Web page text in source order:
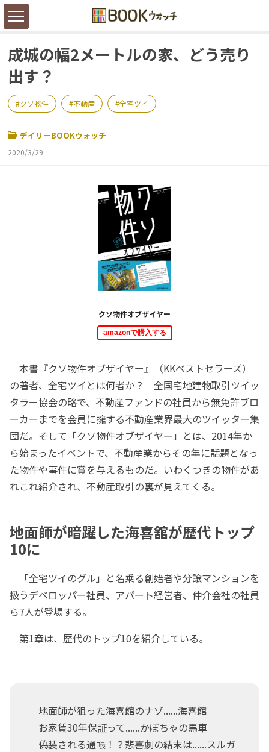
成城の幅2メートルの家、どう売り
出す？
クソ物件 不動産 全宅ツイ
デイリーBOOKウォッチ
2020/3/29
クソ物件オブザイヤー
amazonで購入する
本書『クソ物件オブザイヤー』（KKベストセラーズ）
の著者、全宅ツイとは何者か？ 全国宅地建物取引ツイッ
タラー協会の略で、不動産ファンドの社員から無免許ブロ
ーカーまでを会員に擁する不動産業界最大のツイッター集
団だ。そして「クソ物件オブザイヤー」とは、2014年か
ら始まったイベントで、不動産業からその年に話題となっ
た物件や事件に賞を与えるものだ。いわくつきの物件があ
れこれ紹介され、不動産取引の裏が見えてくる。
地面師が暗躍した海喜舘が歴代トップ
10に
「全宅ツイのグル」と名乗る創始者や分譲マンションを
扱うデベロッパー社員、アパート経営者、仲介会社の社員
ら7人が登場する。
第1章は、歴代のトップ10を紹介している。
地面師が狙った海喜館のナゾ......海喜館
お家賃30年保証って......かぼちゃの馬車
偽装される通帳！？悲喜劇の結末は......スルガ